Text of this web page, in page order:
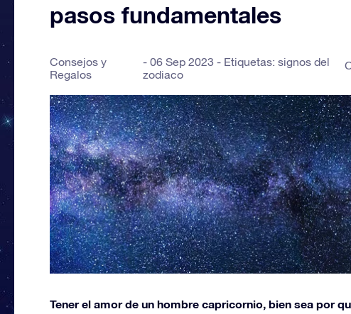
pasos fundamentales
Consejos y
Regalos
06 Sep 2023 - Etiquetas: signos del
zodiaco
Tener el amor de un hombre capricornio, bien sea por